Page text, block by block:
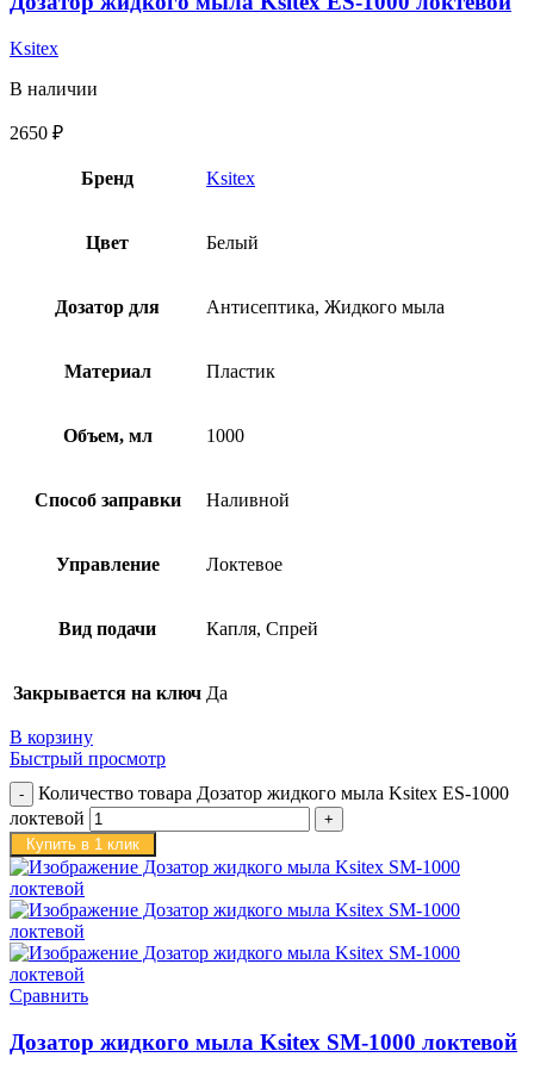
Ksitex
В наличии
2650 ₽
Бренд Ksitex
Цвет Белый
Дозатор для Антисептика, Жидкого мыла
Материал Пластик
Объем, мл 1000
Способ заправки Наливной
Управление Локтевое
Вид подачи Капля, Спрей
Закрывается на ключ Да
В корзину
Быстрый просмотр
Количество товара Дозатор жидкого мыла Ksitex ES-1000
локтевой
Купить в 1 клик
Сравнить
Дозатор жидкого мыла Ksitex SM-1000 локтевой